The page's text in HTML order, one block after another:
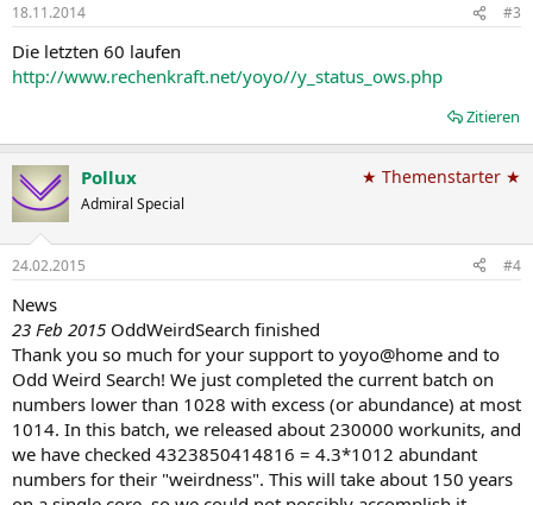
18.11.2014 #3
Die letzten 60 laufen
http://www.rechenkraft.net/yoyo//y_status_ows.php
Zitieren
Pollux
Admiral Special
★ Themenstarter ★
24.02.2015 #4
News
23 Feb 2015 OddWeirdSearch finished
Thank you so much for your support to yoyo@home and to
Odd Weird Search! We just completed the current batch on
numbers lower than 1028 with excess (or abundance) at most
1014. In this batch, we released about 230000 workunits, and
we have checked 4323850414816 = 4.3*1012 abundant
numbers for their "weirdness". This will take about 150 years